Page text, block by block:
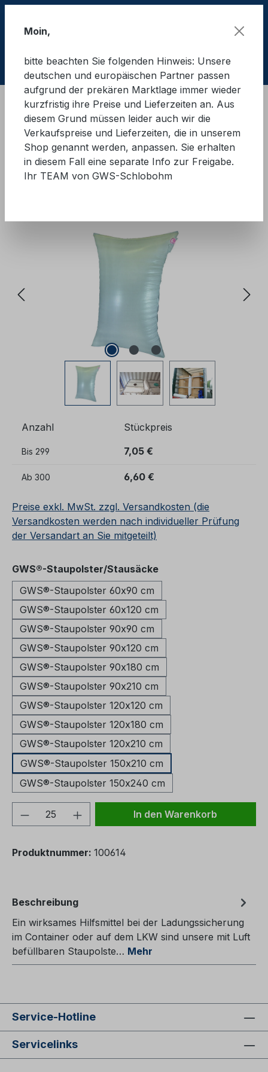
Ladungssicherung Container
Staupolster/Stausäcke
Staupolster
GWS®-Staupolster 150x210
cm
Bildergalerie überspringen
Anzahl Stückpreis
Bis 299 7,05 €
Ab 300 6,60 €
Preise exkl. MwSt. zzgl. Versandkosten (die
Versandkosten werden nach individueller Prüfung
der Versandart an Sie mitgeteilt)
GWS®-Staupolster/Stausäckeauswählen
GWS®-Staupolster 60x90 cm
GWS®-Staupolster 60x120 cm
GWS®-Staupolster 90x90 cm
GWS®-Staupolster 90x120 cm
GWS®-Staupolster 90x180 cm
GWS®-Staupolster 90x210 cm
GWS®-Staupolster 120x120 cm
GWS®-Staupolster 120x180 cm
GWS®-Staupolster 120x210 cm
GWS®-Staupolster 150x210 cm
GWS®-Staupolster 150x240 cm
Produkt Anzahl: Gib denIn den Warenkorb
Produktnummer: 100614
Beschreibung
Ein wirksames Hilfsmittel bei der Ladungssicherung
im Container oder auf dem LKW sind unsere mit Luft
befüllbaren Staupolste… Mehr
Service-Hotline
Servicelinks
Moin,
bitte beachten Sie folgenden Hinweis: Unsere
deutschen und europäischen Partner passen
aufgrund der prekären Marktlage immer wieder
kurzfristig ihre Preise und Lieferzeiten an. Aus
diesem Grund müssen leider auch wir die
Verkaufspreise und Lieferzeiten, die in unserem
Shop genannt werden, anpassen. Sie erhalten
in diesem Fall eine separate Info zur Freigabe.
Ihr TEAM von GWS-Schlobohm